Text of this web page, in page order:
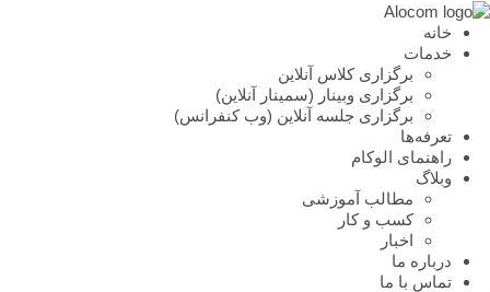
خانه
خدمات
برگزاری کلاس آنلاین
برگزاری وبینار (سمینار آنلاین)
برگزاری جلسه آنلاین (وب کنفرانس)
تعرفه‌ها
راهنمای الوکام
وبلاگ
مطالب آموزشی
کسب و کار
اخبار
درباره ما
تماس با ما